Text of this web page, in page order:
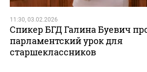
11:30, 03.02.2026
Спикер БГД Галина Буевич
парламентский урок для
старшеклассников